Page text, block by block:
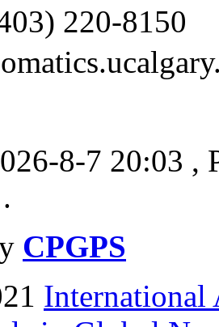
220-8150
8-7 20:03 ,
CPGPS
International